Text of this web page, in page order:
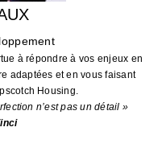
à répondre à vos enjeux en
adaptées et en vous faisant
Housing.
n’est pas un détail »